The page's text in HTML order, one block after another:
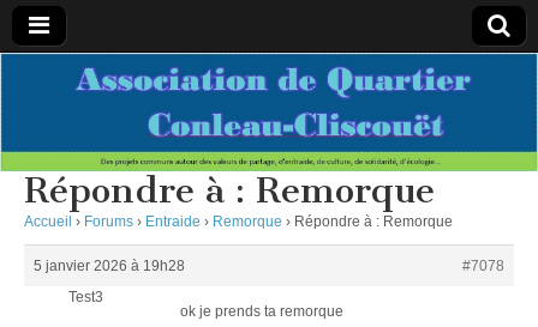
Association
de
Quartier
Conleau-
Des projets
valeurs de
partage,
d’entraide,
de culture,
de
solidarité,
d’écologie…
Répondre à : Remorque
Accueil › Forums › Entraide › Remorque › Répondre à : Remorque
5 janvier 2026 à 19h28
#7078
Test3
ok je prends ta remorque